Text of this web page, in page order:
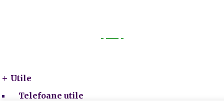
Utile
Telefoane utile